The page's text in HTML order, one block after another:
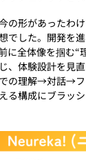
の形があったわ
でした。開発を
に全体像を掴む“
、体験設計を見
の理解→対話→フ
る構成にブラッ